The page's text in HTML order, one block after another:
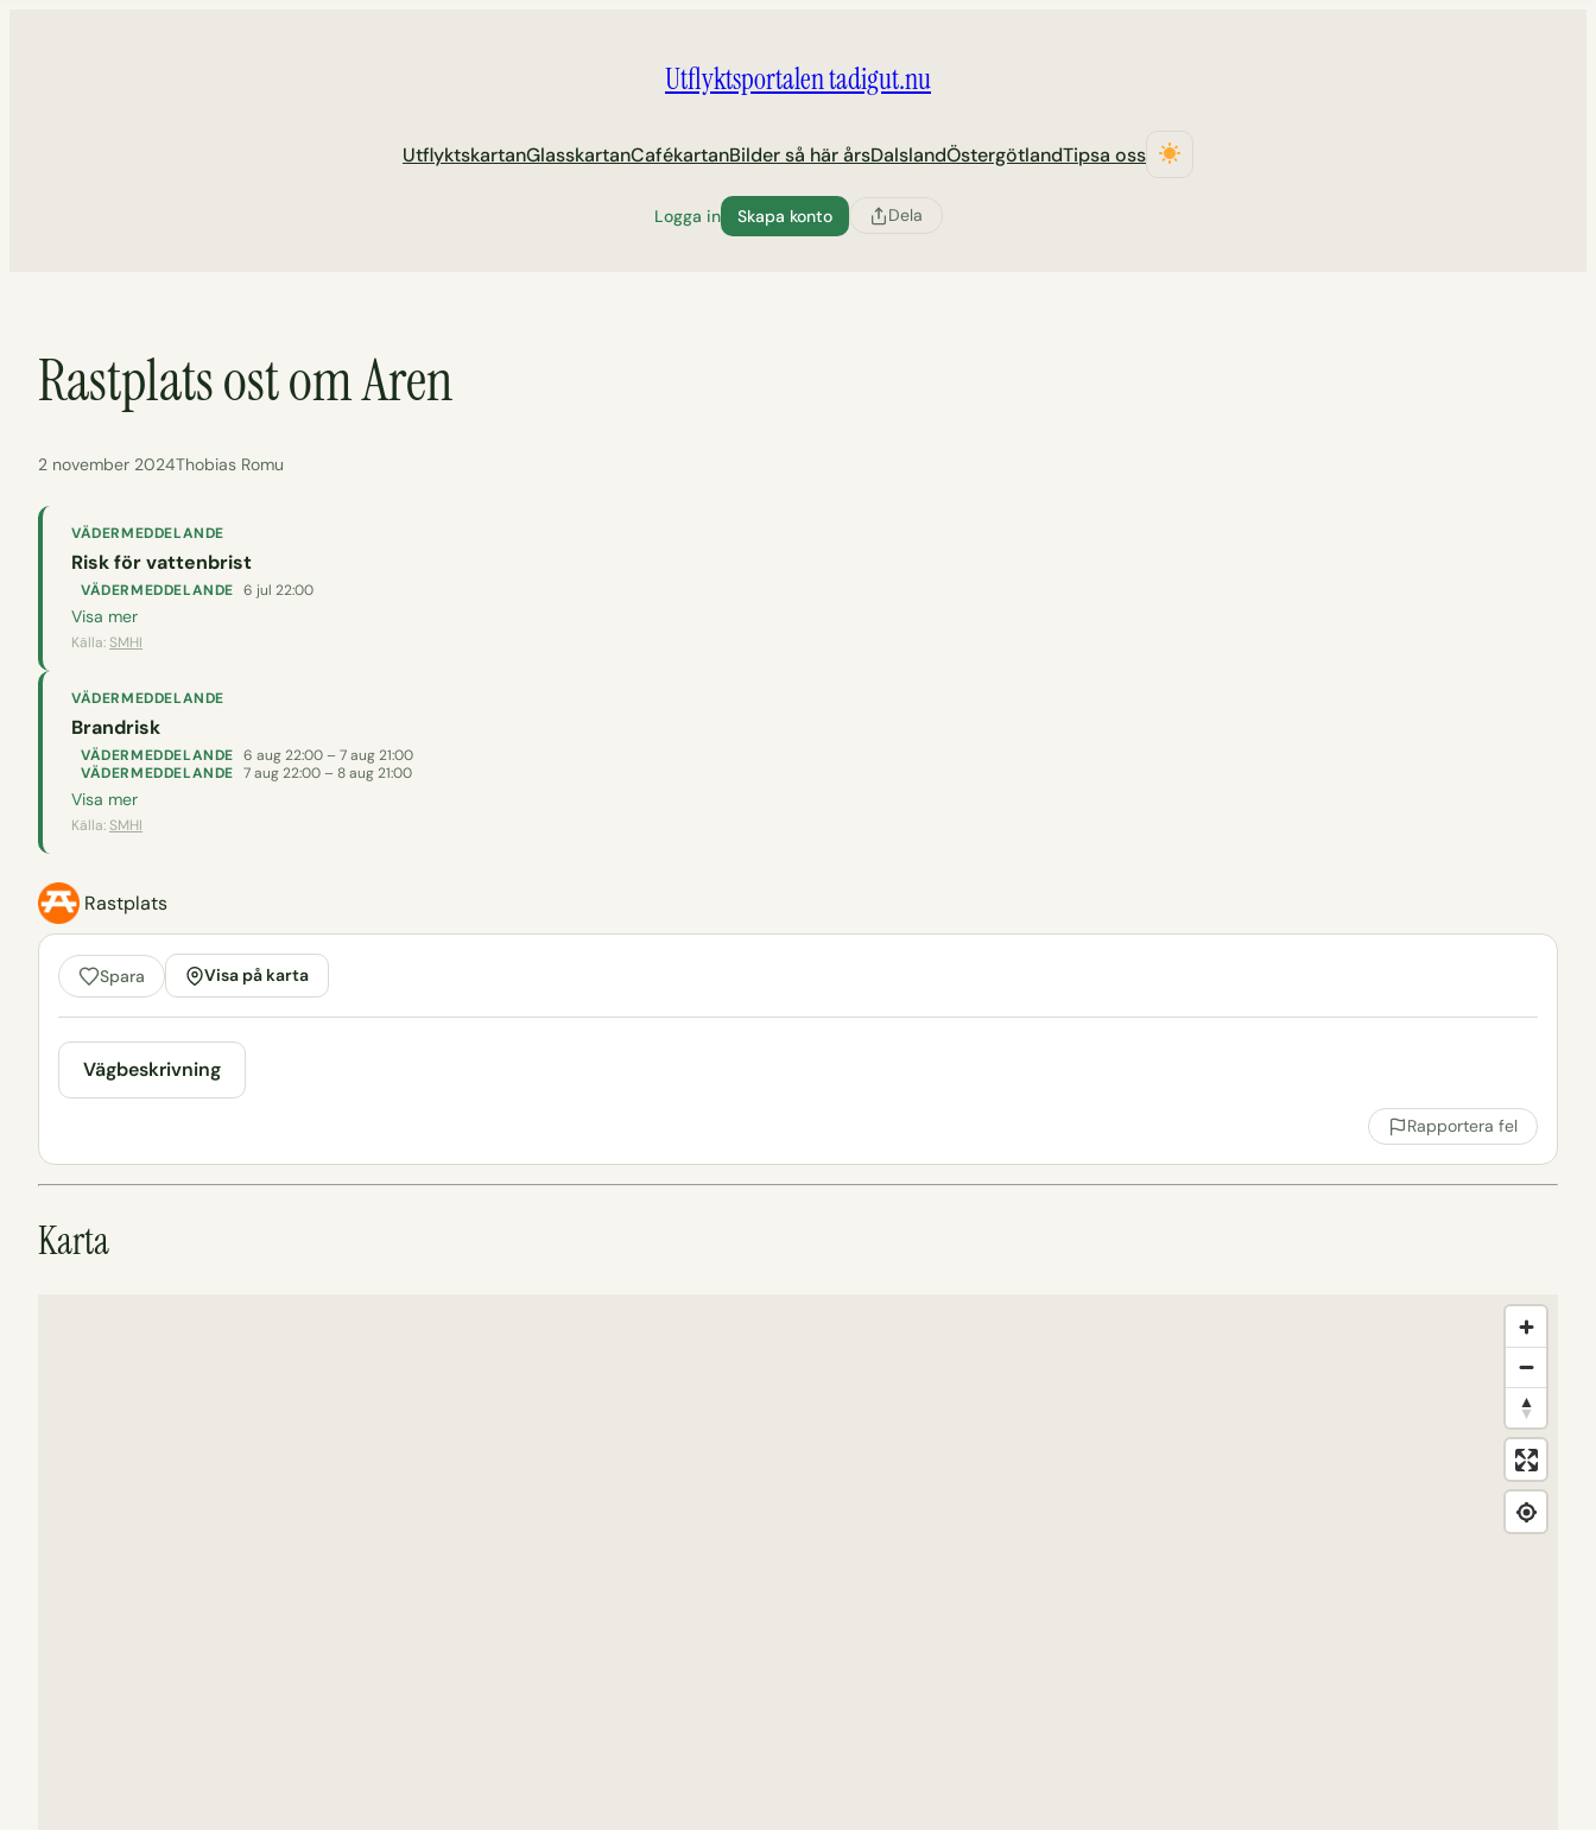
Utflyktsportalen tadigut.nu
UtflyktskartanGlasskartanCafékartanBilder så här årsDalslandÖstergötlandTipsa oss
Logga in Skapa konto Dela
Rastplats ost om Aren
2 november 2024Thobias Romu
VÄDERMEDDELANDE
Risk för vattenbrist
VÄDERMEDDELANDE 6 jul 22:00
Visa mer
Källa: SMHI
VÄDERMEDDELANDE
Brandrisk
VÄDERMEDDELANDE 6 aug 22:00 – 7 aug 21:00
VÄDERMEDDELANDE 7 aug 22:00 – 8 aug 21:00
Visa mer
Källa: SMHI
Rastplats
Spara Visa på karta
Vägbeskrivning
Rapportera fel
Karta